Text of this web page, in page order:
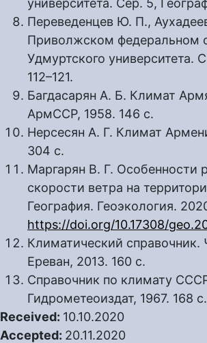
университета. Сер. 5,
Переведенцев Ю. П.,
Приволжском федеральном
Удмуртского
112–121.
Багдасарян А. Б. Климат
АрмССР, 1958. 146 с.
Нерсесян А. Г. Климат
304 с.
Маргарян В. Г. Особенности
скорости ветра на
География. Геоэкология.
https://doi.org/10.17308/
Климатический
Ереван, 2013. 160 с.
Справочник по климату
Гидрометеоиздат, 1967. 168 с.
Received: 10.10.2020
Accepted: 20.11.2020